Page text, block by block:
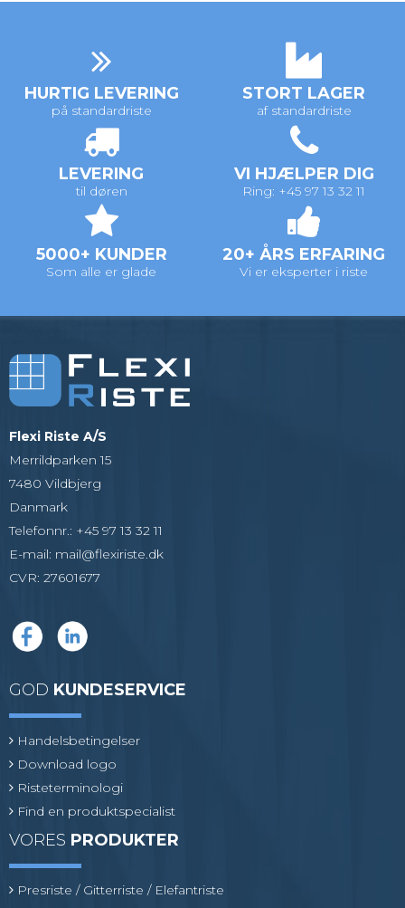
HURTIG LEVERING
på standardriste
STORT LAGER
af standardriste
LEVERING
til døren
VI HJÆLPER DIG
Ring: +45 97 13 32 11
5000+ KUNDER
Som alle er glade
20+ ÅRS ERFARING
Vi er eksperter i riste
Flexi Riste A/S
Merrildparken 15
7480 Vildbjerg
Danmark
Telefonnr.: +45 97 13 32 11
E-mail: mail@flexiriste.dk
CVR: 27601677
GOD KUNDESERVICE
Handelsbetingelser
Download logo
Risteterminologi
Find en produktspecialist
VORES PRODUKTER
Presriste / Gitterriste / Elefantriste